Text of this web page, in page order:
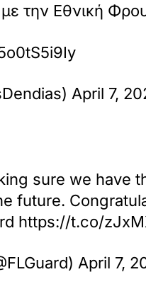
την Εθνική
April 7,
sure we have
future.
https://t.co/
April 7,